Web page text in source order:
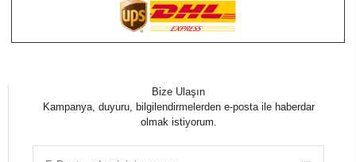
Bize Ulaşın
Kampanya, duyuru, bilgilendirmelerden e-posta ile haberdar
olmak istiyorum.